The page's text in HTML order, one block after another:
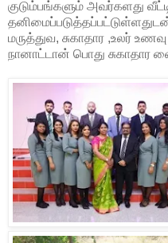
குடும்பங்களும் அவர்களது
மருத்துவ, சுகாதார ,உலர்
நானாட்டான் பொது சுகாதார